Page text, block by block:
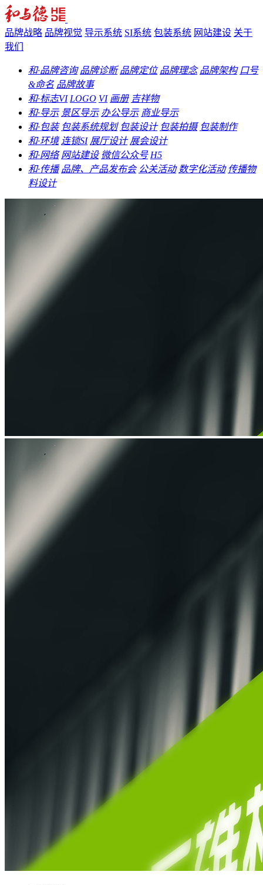
品牌战略 品牌视觉 导示系统 SI系统 包装系统 网站建设 关于
我们
和·品牌咨询 品牌诊断 品牌定位 品牌理念 品牌架构 口号
&命名 品牌故事
和·标志VI LOGO VI 画册 吉祥物
和·导示 景区导示 办公导示 商业导示
和·包装 包装系统规划 包装设计 包装拍摄 包装制作
和·环境 连锁SI 展厅设计 展会设计
和·网络 网站建设 微信公众号 H5
和·传播 品牌、产品发布会 公关活动 数字化活动 传播物
料设计